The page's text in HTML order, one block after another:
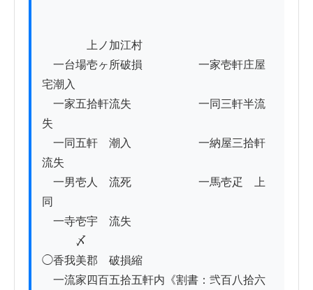
上ノ加江村
一台場壱ヶ所破損　　　　　一家壱軒庄屋
宅潮入
一家五拾軒流失　　　　　　一同三軒半流
失
一同五軒　潮入　　　　　　一納屋三拾軒
流失
一男壱人　流死　　　　　　一馬壱疋　上
同
一寺壱宇　流失
〆
◯香我美郡　破損縮
一流家四百五拾五軒内《割書：弐百八拾六